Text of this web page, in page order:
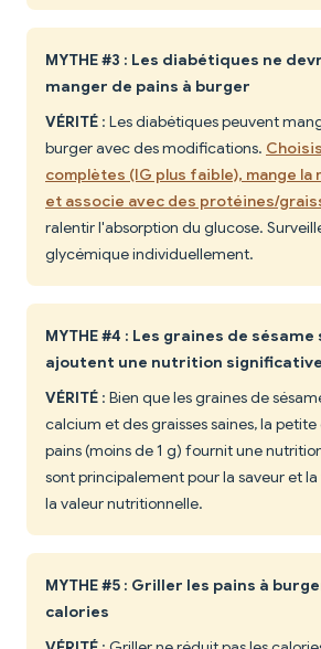
MYTHE #3 : Les diabétiques ne
manger de pains à burger
VÉRITÉ : Les diabétiques peuvent
burger avec des modifications.
complètes (IG plus faible), mange la
et associe avec des protéines/
ralentir l'absorption du glucose.
glycémique individuellement.
MYTHE #4 : Les graines de
ajoutent une nutrition significative
VÉRITÉ : Bien que les graines de
calcium et des graisses saines, la
pains (moins de 1 g) fournit une
sont principalement pour la saveur et
la valeur nutritionnelle.
MYTHE #5 : Griller les pains à
calories